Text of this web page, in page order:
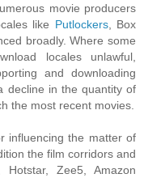
movie producers
like Putlockers, Box
broadly. Where some
locales unlawful,
and downloading
decline in the quantity of
the most recent movies.
influencing the matter of
the film corridors and
Zee5, Amazon